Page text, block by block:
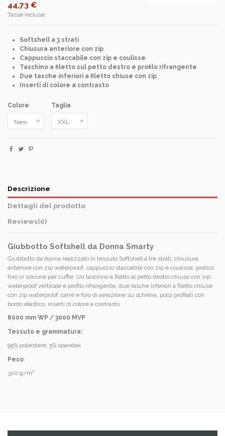
44,73 €
Tasse incluse
Softshell a 3 strati
Chiusura anteriore con zip
Cappuccio staccabile con zip e coulisse
Taschino a filetto sul petto destro e profilo rifrangente
Due tasche inferiori a filetto chiuse con zip
Inserti di colore a contrasto
Colore Taglia
Descrizione
Dettagli del prodotto
Reviews(0)
Giubbotto Softshell da Donna Smarty
Giubbotto da donna realizzato in tessuto Softshell a tre strati, chiusura
anteriore con zip waterproof, cappuccio staccabile con zip e coulisse, pratico
foro in silicone per cuffie. Un taschino a filetto al petto destro chiuso con zip
waterproof verticale e profilo rifrangente, due tasche inferiori a filetto chiuse
con zip waterproof, carré e foro di aerazione su schiena, polsi profilati con
bordo elastico, inserti di colore a contrasto.
6000 mm WP / 3000 MVP
Tessuto e grammatura:
95% poliestere, 5% spandex
Peso:
320 g/m²